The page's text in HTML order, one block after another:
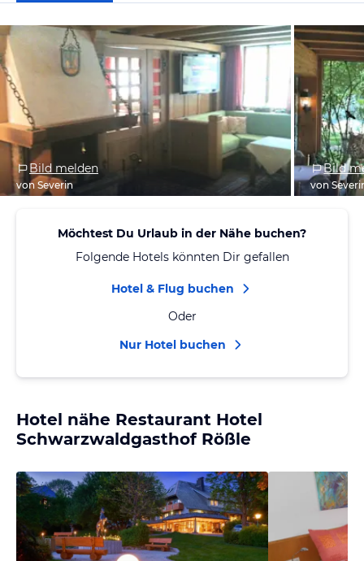
Bild melden
von Severin
Bild
von
Möchtest Du Urlaub in der Nähe buchen?
Folgende Hotels könnten Dir gefallen
Hotel & Flug buchen
Oder
Nur Hotel buchen
Hotel nähe Restaurant Hotel
Schwarzwaldgasthof Rößle